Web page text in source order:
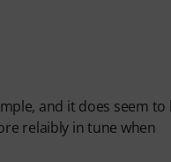
and it does seem to
relaibly in tune when